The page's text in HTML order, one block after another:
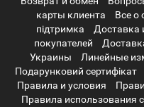
карты клиента
Все о
підтримка
Доставка
покупателей
Украины
Линейные
Подарунковий сертифікат
Правила и условия
Правила использования